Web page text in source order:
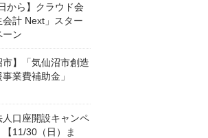
から】クラウド会
計 Next」スター
ーン
市】「気仙沼市創造
業費補助金」
口座開設キャンペ
11/30（日）ま